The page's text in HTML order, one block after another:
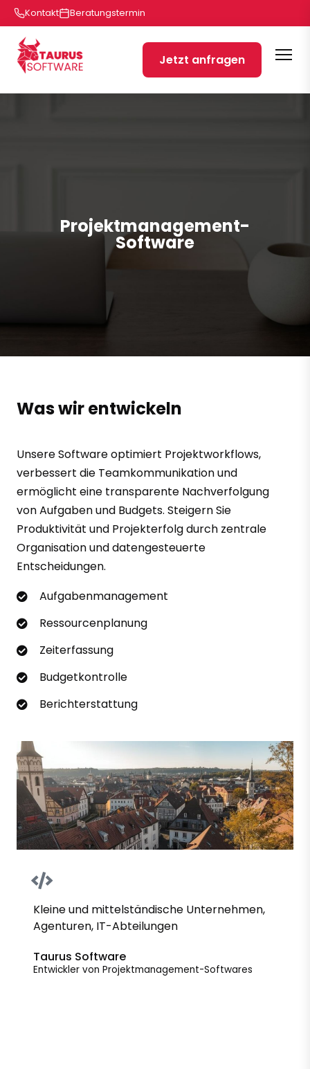
Kontakt Beratungstermin
Jetzt anfragen
Projektmanagement-
Software
Was wir entwickeln
Unsere Software optimiert Projektworkflows,
verbessert die Teamkommunikation und
ermöglicht eine transparente Nachverfolgung
von Aufgaben und Budgets. Steigern Sie
Produktivität und Projekterfolg durch zentrale
Organisation und datengesteuerte
Entscheidungen.
Aufgabenmanagement
Ressourcenplanung
Zeiterfassung
Budgetkontrolle
Berichterstattung
Kleine und mittelständische Unternehmen,
Agenturen, IT-Abteilungen
Taurus Software
Entwickler von Projektmanagement-Softwares